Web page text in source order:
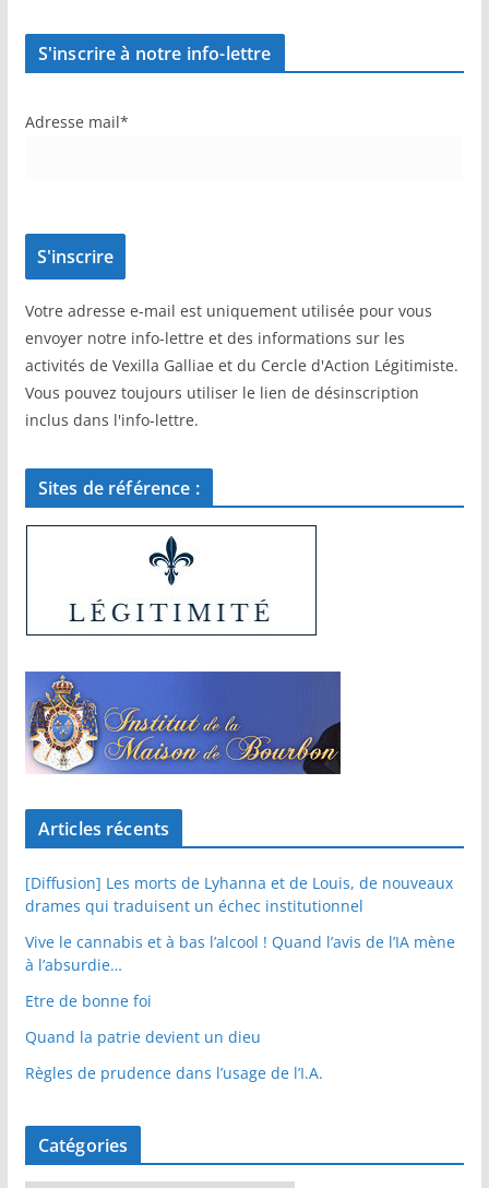
S'inscrire à notre info-lettre
Adresse mail*
Votre adresse e-mail est uniquement utilisée pour vous
envoyer notre info-lettre et des informations sur les
activités de Vexilla Galliae et du Cercle d'Action Légitimiste.
Vous pouvez toujours utiliser le lien de désinscription
inclus dans l'info-lettre.
Sites de référence :
Articles récents
[Diffusion] Les morts de Lyhanna et de Louis, de nouveaux
drames qui traduisent un échec institutionnel
Vive le cannabis et à bas l’alcool ! Quand l’avis de l’IA mène
à l’absurdie…
Etre de bonne foi
Quand la patrie devient un dieu
Règles de prudence dans l’usage de l’I.A.
Catégories